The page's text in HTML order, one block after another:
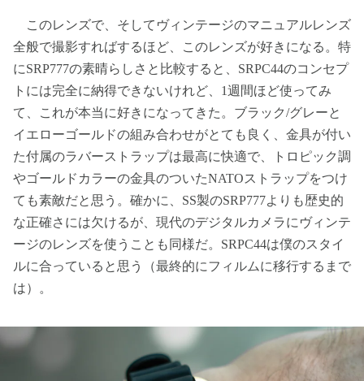
このレンズで、そしてヴィンテージのマニュアルレンズ
全般で撮影すればするほど、このレンズが好きになる。特
にSRP777の素晴らしさと比較すると、SRPC44のコンセプ
トには完全に納得できないけれど、1週間ほど使ってみ
て、これが本当に好きになってきた。ブラック/グレーと
イエローゴールドの組み合わせがとても良く、金具が付い
た付属のラバーストラップは最高に快適で、トロピック調
やゴールドカラーの金具のついたNATOストラップをつけ
ても素敵だと思う。確かに、SS製のSRP777よりも歴史的
な正確さには欠けるが、現代のデジタルカメラにヴィンテ
ージのレンズを使うことも同様だ。SRPC44は僕のスタイ
ルに合っていると思う（最終的にフィルムに移行するまで
は）。